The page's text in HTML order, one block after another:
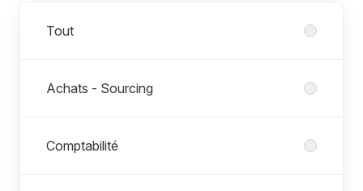
Tout
Achats - Sourcing
Comptabilité